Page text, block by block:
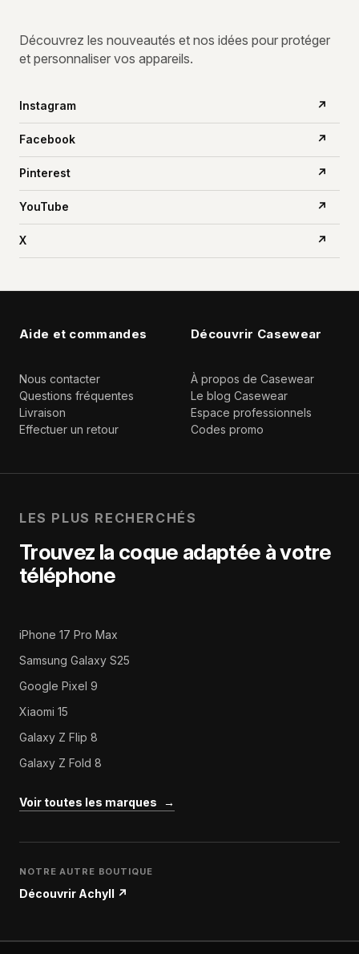
Découvrez les nouveautés et nos idées pour protéger
et personnaliser vos appareils.
Instagram ↗
Facebook ↗
Pinterest ↗
YouTube ↗
X ↗
Aide et commandes
Nous contacter
Questions fréquentes
Livraison
Effectuer un retour
Découvrir Casewear
À propos de Casewear
Le blog Casewear
Espace professionnels
Codes promo
LES PLUS RECHERCHÉS
Trouvez la coque adaptée à votre
téléphone
iPhone 17 Pro Max
Samsung Galaxy S25
Google Pixel 9
Xiaomi 15
Galaxy Z Flip 8
Galaxy Z Fold 8
Voir toutes les marques →
NOTRE AUTRE BOUTIQUE
Découvrir Achyll ↗